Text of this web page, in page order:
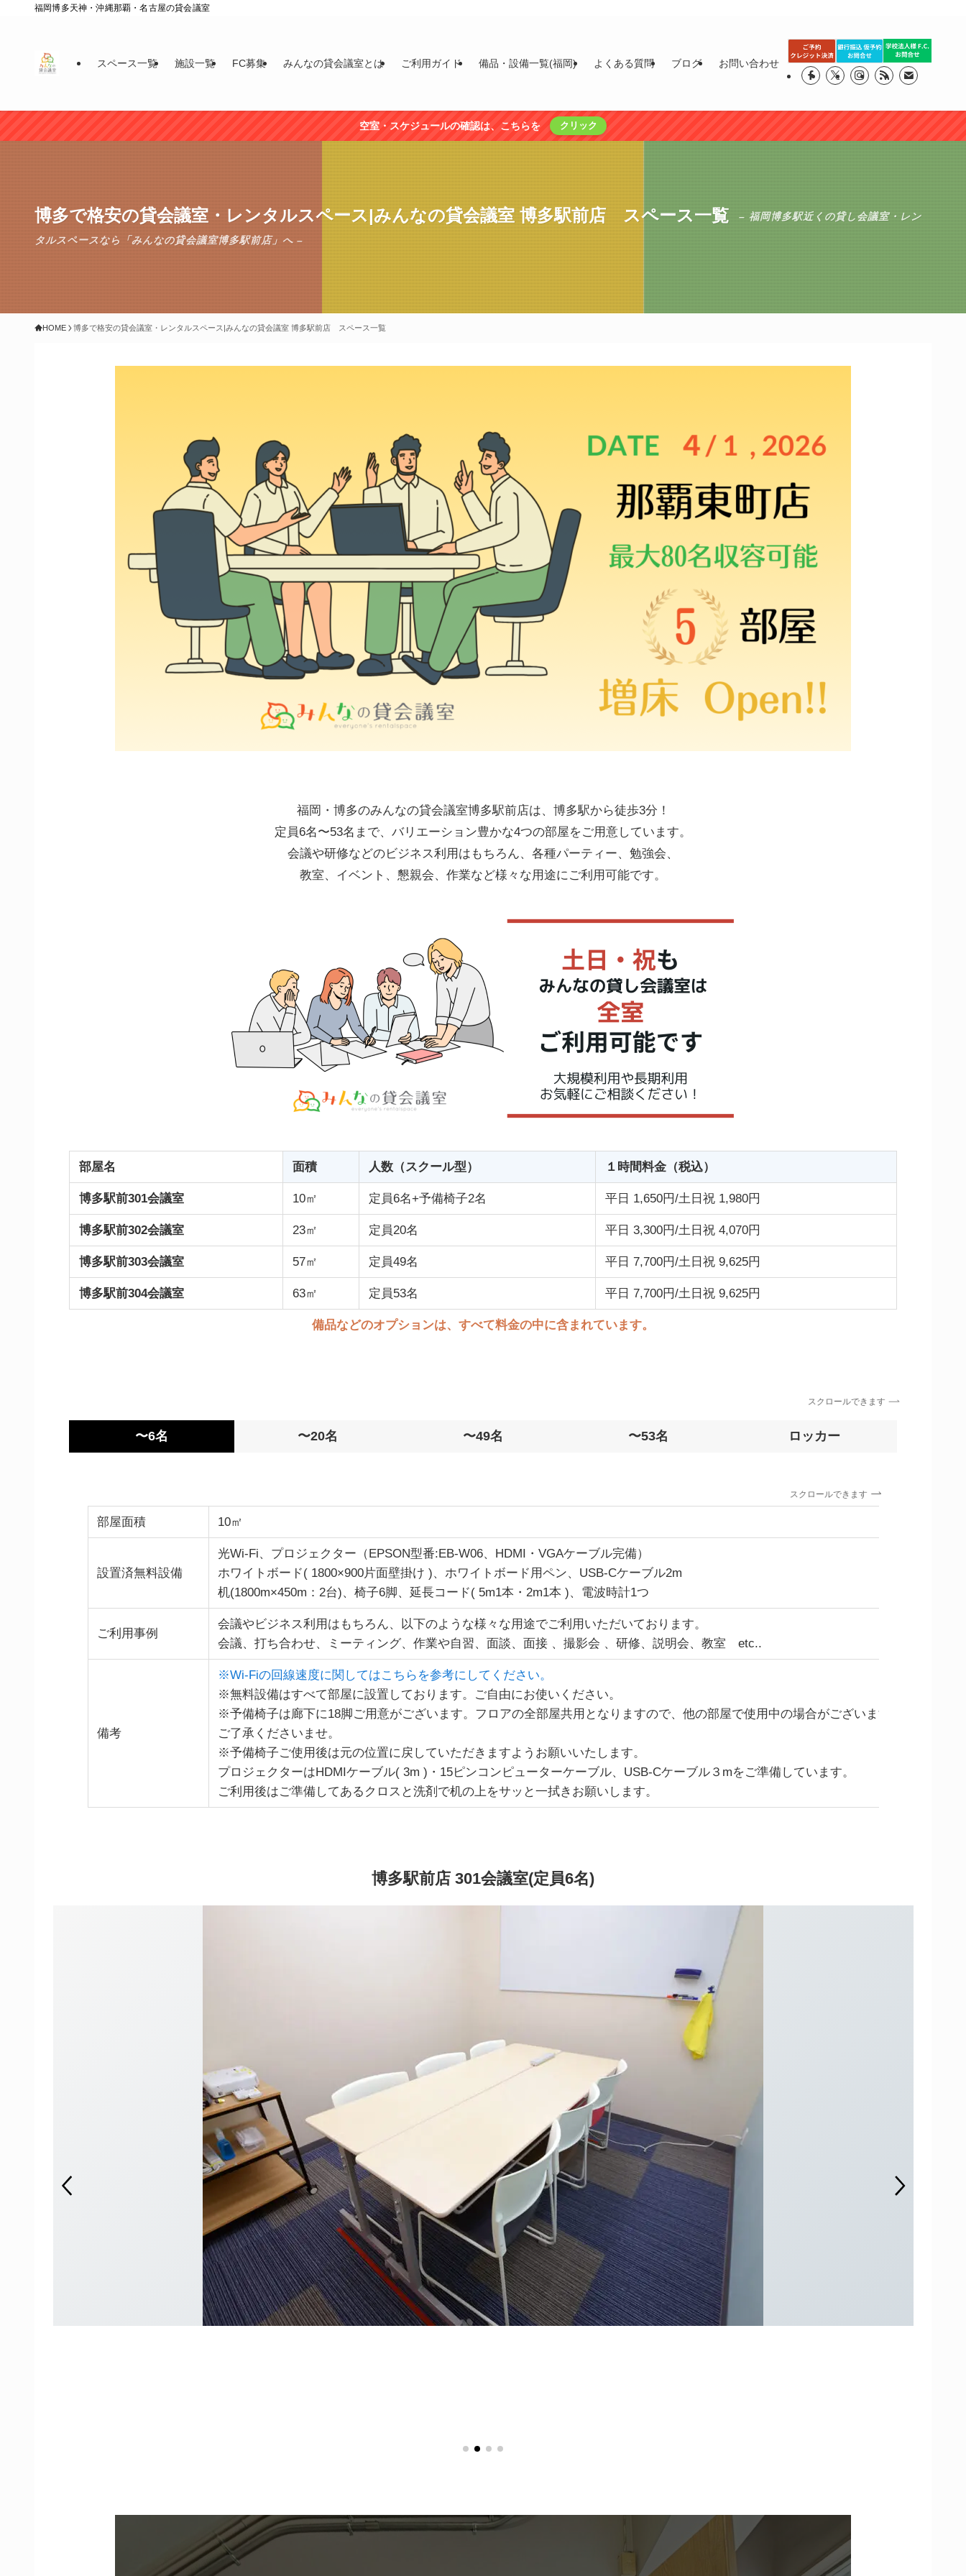
福岡博多天神・沖縄那覇・名古屋の貸会議室
スペース一覧 施設一覧 FC募集 みんなの貸会議室とは ご利用ガイド 備品・設備一覧(福岡) よくある質問 ブログ お問い合わせ
空室・スケジュールの確認は、こちらを クリック
博多で格安の貸会議室・レンタルスペース|みんなの貸会議室 博多駅前店 スペース一覧 – 福岡博多駅近くの貸し会議室・レン
タルスペースなら「みんなの貸会議室博多駅前店」へ –
HOME 博多で格安の貸会議室・レンタルスペース|みんなの貸会議室 博多駅前店 スペース一覧
福岡・博多のみんなの貸会議室博多駅前店は、博多駅から徒歩3分！
定員6名〜53名まで、バリエーション豊かな4つの部屋をご用意しています。
会議や研修などのビジネス利用はもちろん、各種パーティー、勉強会、
教室、イベント、懇親会、作業など様々な用途にご利用可能です。
部屋名 面積 人数（スクール型） １時間料金（税込）
博多駅前301会議室 10㎡ 定員6名+予備椅子2名 平日 1,650円/土日祝 1,980円
博多駅前302会議室 23㎡ 定員20名 平日 3,300円/土日祝 4,070円
博多駅前303会議室 57㎡ 定員49名 平日 7,700円/土日祝 9,625円
博多駅前304会議室 63㎡ 定員53名 平日 7,700円/土日祝 9,625円
備品などのオプションは、すべて料金の中に含まれています。
スクロールできます
〜6名 〜20名 〜49名 〜53名 ロッカー
スクロールできます
部屋面積 10㎡
設置済無料設備
光Wi-Fi、プロジェクター（EPSON型番:EB-W06、HDMI・VGAケーブル完備）
ホワイトボード( 1800×900片面壁掛け )、ホワイトボード用ペン、USB-Cケーブル2m
机(1800m×450m：2台)、椅子6脚、延長コード( 5m1本・2m1本 )、電波時計1つ
ご利用事例
会議やビジネス利用はもちろん、以下のような様々な用途でご利用いただいております。
会議、打ち合わせ、ミーティング、作業や自習、面談、面接 、撮影会 、研修、説明会、教室 etc..
備考
※Wi-Fiの回線速度に関してはこちらを参考にしてください。
※無料設備はすべて部屋に設置しております。ご自由にお使いください。
※予備椅子は廊下に18脚ご用意がございます。フロアの全部屋共用となりますので、他の部屋で使用中の場合がございます。
ご了承くださいませ。
※予備椅子ご使用後は元の位置に戻していただきますようお願いいたします。
プロジェクターはHDMIケーブル( 3m )・15ピンコンピューターケーブル、USB-Cケーブル３mをご準備しています。
ご利用後はご準備してあるクロスと洗剤で机の上をサッと一拭きお願いします。
博多駅前店 301会議室(定員6名)